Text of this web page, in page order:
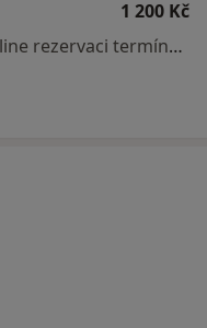
1 200 Kč
Tento specialista nenabízí online rezervaci termínu na této adrese.